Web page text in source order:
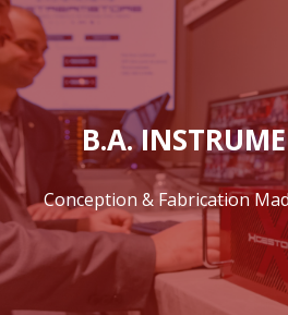
B.A.
Conception & Fabrication